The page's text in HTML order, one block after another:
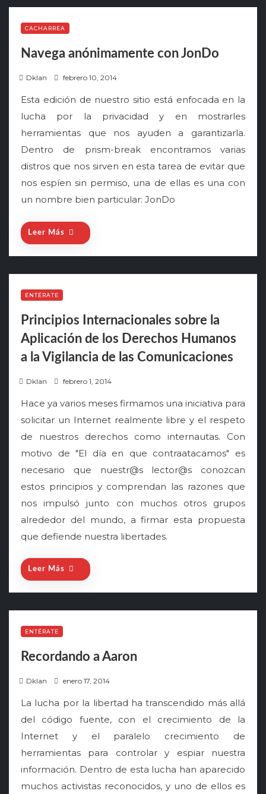
CACHARREA
Navega anónimamente con JonDo
Dklan
s
t
e
o
febrero 10, 2014
Esta edición de nuestro sitio está enfocada en la
lucha por la privacidad y en mostrarles
herramientas que nos ayuden a garantizarla.
Dentro de prism-break encontramos varias
distros que nos sirven en esta tarea de evitar que
nos espíen sin permiso, una de ellas es una con
un nombre bien particular: JonDo
Leer Más
ENTÉRATE
Principios Internacionales sobre la
Aplicación de los Derechos Humanos
a la Vigilancia de las Comunicaciones
Dklan
t
e
d
o
febrero 1, 2014
Hace ya varios meses firmamos una iniciativa para
solicitar un Internet realmente libre y el respeto
de nuestros derechos como internautas. Con
motivo de "El día en que contraatacamos" es
necesario que nuestr@s lector@s conozcan
estos principios y comprendan las razones que
nos impulsó junto con muchos otros grupos
alrededor del mundo, a firmar esta propuesta
que defiende nuestra libertades.
Leer Más
ENTÉRATE
Recordando a Aaron
Dklan
s
t
e
d
o
enero 17, 2014
La lucha por la libertad ha transcendido más allá
del código fuente, con el crecimiento de la
Internet y el paralelo crecimiento de
herramientas para controlar y espiar nuestra
información. Dentro de esta lucha han aparecido
muchos activistas reconocidos, y uno de ellos es